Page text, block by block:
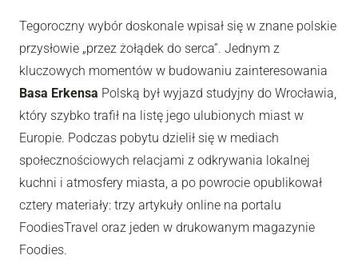
Tegoroczny wybór doskonale wpisał się w znane polskie
przysłowie „przez żołądek do serca”. Jednym z
kluczowych momentów w budowaniu zainteresowania
Basa Erkensa Polską był wyjazd studyjny do Wrocławia,
który szybko trafił na listę jego ulubionych miast w
Europie. Podczas pobytu dzielił się w mediach
społecznościowych relacjami z odkrywania lokalnej
kuchni i atmosfery miasta, a po powrocie opublikował
cztery materiały: trzy artykuły online na portalu
FoodiesTravel oraz jeden w drukowanym magazynie
Foodies.